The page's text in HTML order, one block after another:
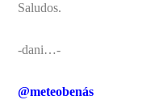
Saludos.
-dani…-
@meteobenás